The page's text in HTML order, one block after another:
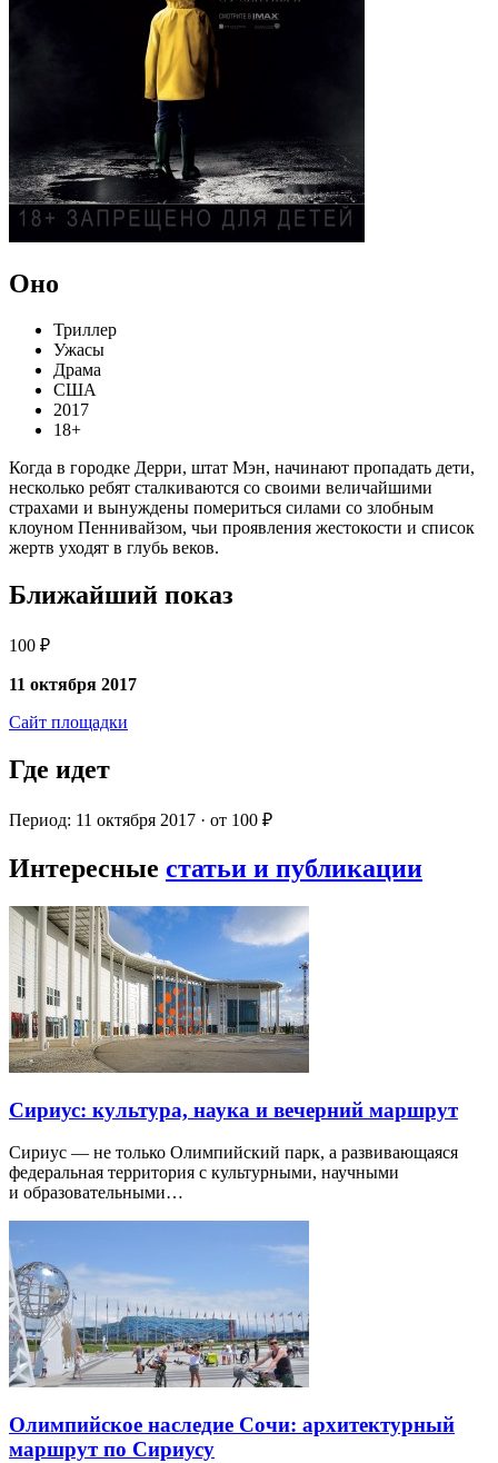
Оно
Триллер
Ужасы
Драма
США
2017
18+
Когда в городке Дерри, штат Мэн, начинают пропадать дети,
несколько ребят сталкиваются со своими величайшими
страхами и вынуждены помериться силами со злобным
клоуном Пеннивайзом, чьи проявления жестокости и список
жертв уходят в глубь веков.
Ближайший показ
100 ₽
11 октября 2017
Сайт площадки
Где идет
Период: 11 октября 2017 · от 100 ₽
Интересные статьи и публикации
Сириус: культура, наука и вечерний маршрут
Сириус — не только Олимпийский парк, а развивающаяся
федеральная территория с культурными, научными
и образовательными…
Олимпийское наследие Сочи: архитектурный
маршрут по Сириусу